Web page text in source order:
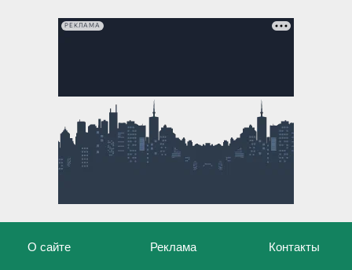
РЕКЛАМА
О сайте Реклама Контакты